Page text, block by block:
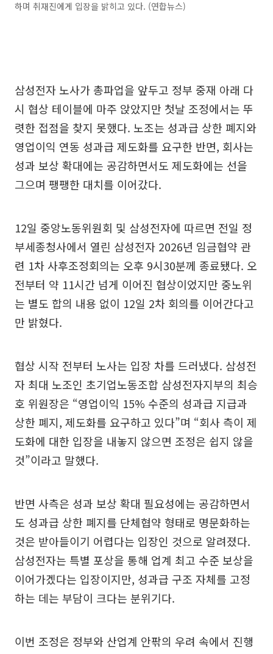
하며 취재진에게 입장을 밝히고 있다. (연합뉴스)
삼성전자 노사가 총파업을 앞두고 정부 중재 아래 다
시 협상 테이블에 마주 앉았지만 첫날 조정에서는 뚜
렷한 접점을 찾지 못했다. 노조는 성과급 상한 폐지와
영업이익 연동 성과급 제도화를 요구한 반면, 회사는
성과 보상 확대에는 공감하면서도 제도화에는 선을
그으며 팽팽한 대치를 이어갔다.
12일 중앙노동위원회 및 삼성전자에 따르면 전일 정
부세종청사에서 열린 삼성전자 2026년 임금협약 관
련 1차 사후조정회의는 오후 9시30분께 종료됐다. 오
전부터 약 11시간 넘게 이어진 협상이었지만 중노위
는 별도 합의 내용 없이 12일 2차 회의를 이어간다고
만 밝혔다.
협상 시작 전부터 노사는 입장 차를 드러냈다. 삼성전
자 최대 노조인 초기업노동조합 삼성전자지부의 최승
호 위원장은 “영업이익 15% 수준의 성과급 지급과
상한 폐지, 제도화를 요구하고 있다”며 “회사 측이 제
도화에 대한 입장을 내놓지 않으면 조정은 쉽지 않을
것”이라고 말했다.
반면 사측은 성과 보상 확대 필요성에는 공감하면서
도 성과급 상한 폐지를 단체협약 형태로 명문화하는
것은 받아들이기 어렵다는 입장인 것으로 알려졌다.
삼성전자는 특별 포상을 통해 업계 최고 수준 보상을
이어가겠다는 입장이지만, 성과급 구조 자체를 고정
하는 데는 부담이 크다는 분위기다.
이번 조정은 정부와 산업계 안팎의 우려 속에서 진행